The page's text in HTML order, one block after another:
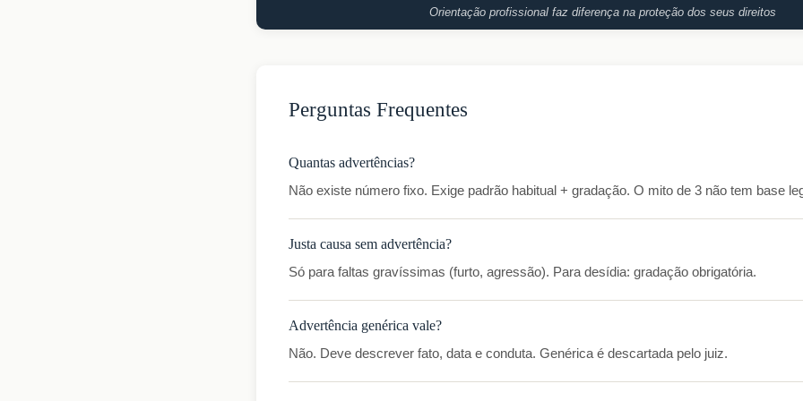
Orientação profissional faz diferença na proteção dos seus direitos
Perguntas Frequentes
Quantas advertências?
Não existe número fixo. Exige padrão habitual + gradação. O mito de 3 não tem base
Justa causa sem advertência?
Só para faltas gravíssimas (furto, agressão). Para desídia: gradação obrigatória.
Advertência genérica vale?
Não. Deve descrever fato, data e conduta. Genérica é descartada pelo juiz.